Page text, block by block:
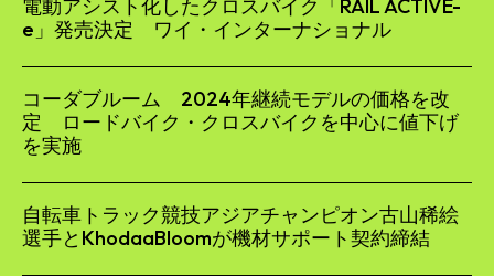
電動アシスト化したクロスバイク「RAIL ACTIVE-
e」発売決定 ワイ・インターナショナル
コーダブルーム 2024年継続モデルの価格を改
定 ロードバイク・クロスバイクを中心に値下げ
を実施
自転車​トラック競技アジアチャンピオン古山稀絵
選手とKhodaaBloomが機材サポート契約締結